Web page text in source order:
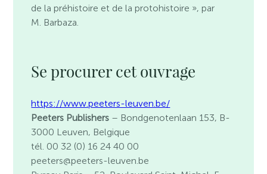
de la préhistoire et de la protohistoire », par
M. Barbaza.
Se procurer cet ouvrage
https://www.peeters-leuven.be/
Peeters Publishers – Bondgenotenlaan 153, B-
3000 Leuven, Belgique
tél. 00 32 (0) 16 24 40 00
peeters@peeters-leuven.be